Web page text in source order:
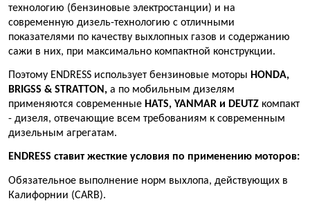
технологию (бензиновые электростанции) и на
современную дизель-технологию с отличными
показателями по качеству выхлопных газов и содержанию
сажи в них, при максимально компактной конструкции.
Поэтому ENDRESS использует бензиновые моторы HONDA,
BRIGSS & STRATTON , а по мобильным дизелям
применяются современные HATS, YANMAR и DEUTZ компакт
- дизеля, отвечающие всем требованиям к современным
дизельным агрегатам.
ENDRESS ставит жесткие условия по применению моторов:
Обязательное выполнение норм выхлопа, действующих в
Калифорнии (CARB).